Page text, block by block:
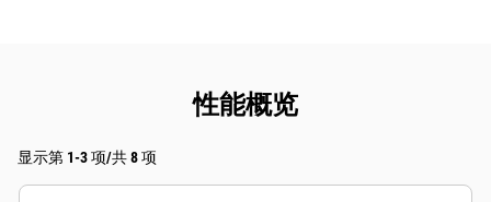
性能概览
显示第 1-3 项/共 8 项